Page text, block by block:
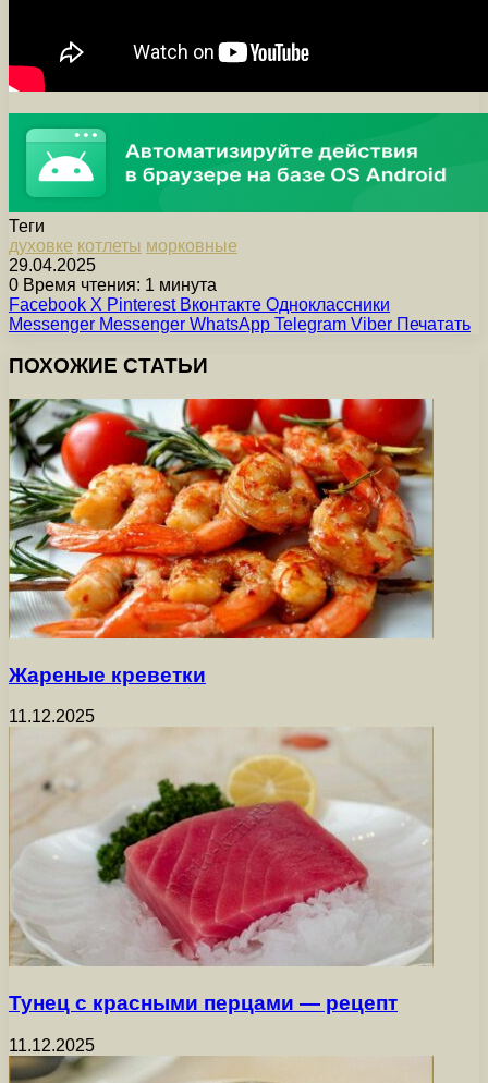
Теги
духовке котлеты морковные
29.04.2025
0 Время чтения: 1 минута
Facebook X Pinterest Вконтакте Одноклассники
Messenger Messenger WhatsApp Telegram Viber Печатать
ПОХОЖИЕ СТАТЬИ
Жареные креветки
11.12.2025
Тунец с красными перцами — рецепт
11.12.2025